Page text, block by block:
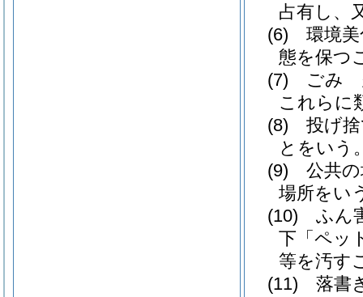
占有し、
(6)
環境
態を保つ
(7)
ごみ
これらに
(8)
投げ
とをいう
(9)
公共
場所をい
(10)
ふん
下「ペッ
等を汚す
(11)
落書